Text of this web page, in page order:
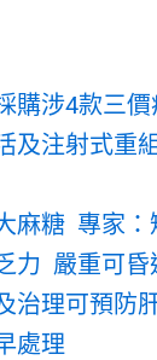
購涉4款三價
及注射式重
麻糖 專家：
力 嚴重可昏
治理可預防
處理